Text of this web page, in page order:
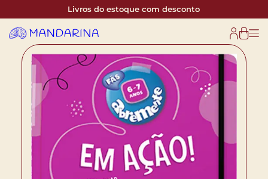
Livros do estoque com desconto